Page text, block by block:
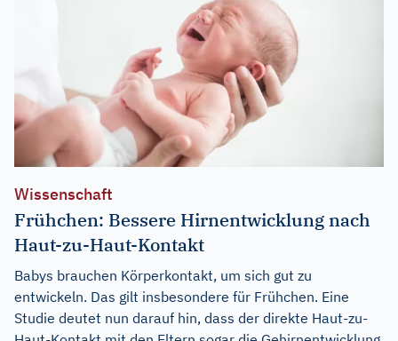
Wissenschaft
Frühchen: Bessere Hirnentwicklung nach
Haut-zu-Haut-Kontakt
Babys brauchen Körperkontakt, um sich gut zu
entwickeln. Das gilt insbesondere für Frühchen. Eine
Studie deutet nun darauf hin, dass der direkte Haut-zu-